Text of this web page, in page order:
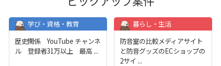
学び・資格・教育
歴史関係 YouTube チャンネ
ル 登録者31万以上 最高 ...
暮らし・生活
防音室の比較メディアサイト
と防音グッズのECショップの
2サイ ...